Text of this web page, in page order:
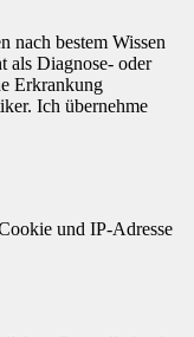
nach bestem Wissen
als Diagnose- oder
Erkrankung
Ich übernehme
und IP-Adresse